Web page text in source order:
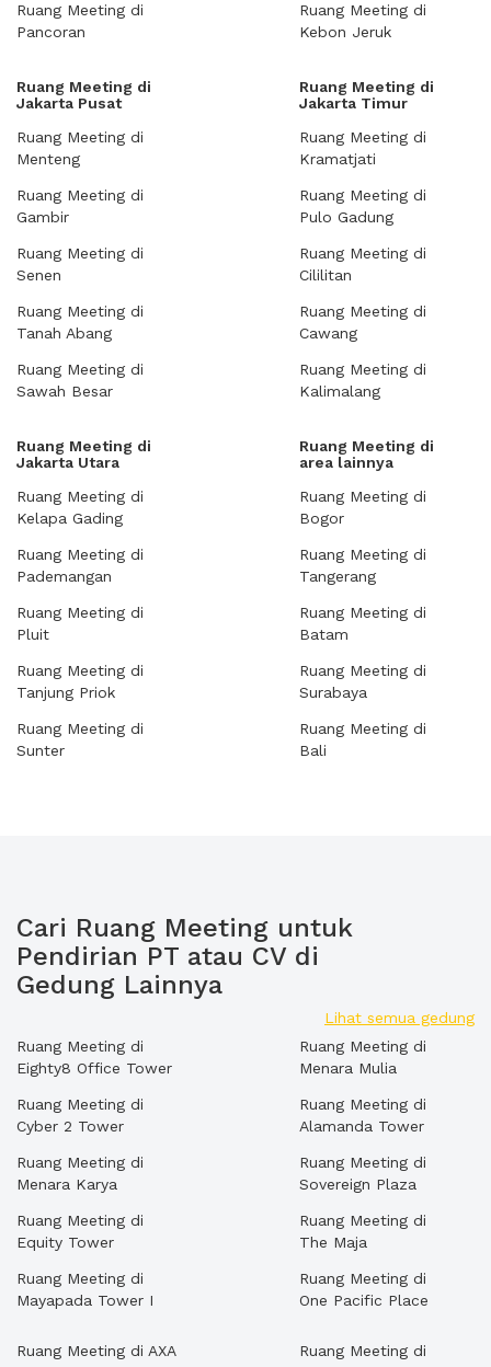
Ruang Meeting di
Pancoran
Ruang Meeting di
Kebon Jeruk
Ruang Meeting di
Jakarta Pusat
Ruang Meeting di
Menteng
Ruang Meeting di
Gambir
Ruang Meeting di
Senen
Ruang Meeting di
Tanah Abang
Ruang Meeting di
Sawah Besar
Ruang Meeting di
Jakarta Timur
Ruang Meeting di
Kramatjati
Ruang Meeting di
Pulo Gadung
Ruang Meeting di
Cililitan
Ruang Meeting di
Cawang
Ruang Meeting di
Kalimalang
Ruang Meeting di
Jakarta Utara
Ruang Meeting di
Kelapa Gading
Ruang Meeting di
Pademangan
Ruang Meeting di
Pluit
Ruang Meeting di
Tanjung Priok
Ruang Meeting di
Sunter
Ruang Meeting di
area lainnya
Ruang Meeting di
Bogor
Ruang Meeting di
Tangerang
Ruang Meeting di
Batam
Ruang Meeting di
Surabaya
Ruang Meeting di
Bali
Cari Ruang Meeting untuk
Pendirian PT atau CV di
Gedung Lainnya
Lihat semua gedung
Ruang Meeting di
Eighty8 Office Tower
Ruang Meeting di
Cyber 2 Tower
Ruang Meeting di
Menara Karya
Ruang Meeting di
Equity Tower
Ruang Meeting di
Mayapada Tower I
Ruang Meeting di
Menara Mulia
Ruang Meeting di
Alamanda Tower
Ruang Meeting di
Sovereign Plaza
Ruang Meeting di
The Maja
Ruang Meeting di
One Pacific Place
Ruang Meeting di AXA
Ruang Meeting di